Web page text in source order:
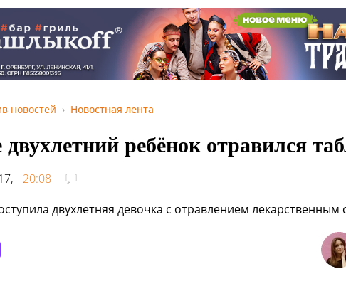
новостей Новостная лента
ребёнок отравился
20:08
двухлетняя девочка с отравлением лекарственным